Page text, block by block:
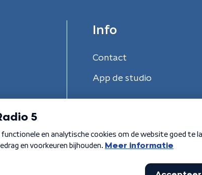
Info
Contact
App de studio
Privacybeleid